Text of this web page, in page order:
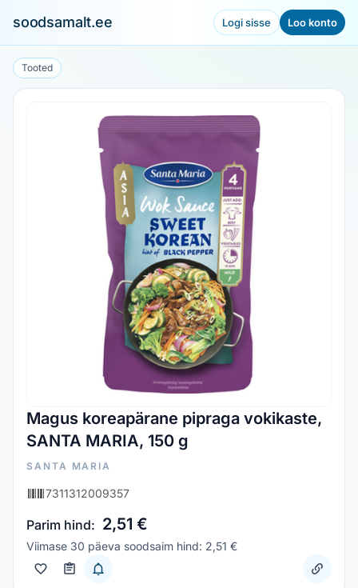
soodsamalt.ee Logi sisse Loo konto
Tooted
Magus koreapärane pipraga vokikaste,
SANTA MARIA, 150 g
SANTA MARIA
7311312009357
Parim hind: 2,51 €
Viimase 30 päeva soodsaim hind: 2,51 €